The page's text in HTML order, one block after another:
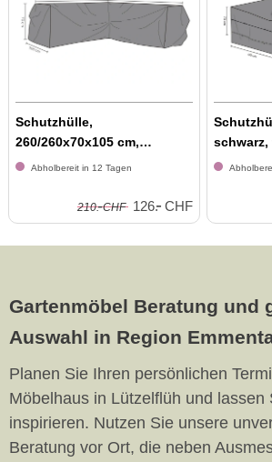
Schutzhülle,
260/260x70x105 cm,
schwarz,
Abholbereit in 12 Tagen
210.-CHF 126.
- CHF
schwarz,
atmu...
Gartenmöbel Beratung und
Auswahl in Region
Planen Sie Ihren persönlichen
Möbelhaus in Lützelflüh und lassen
inspirieren. Nutzen Sie unsere
Beratung vor Ort, die neben